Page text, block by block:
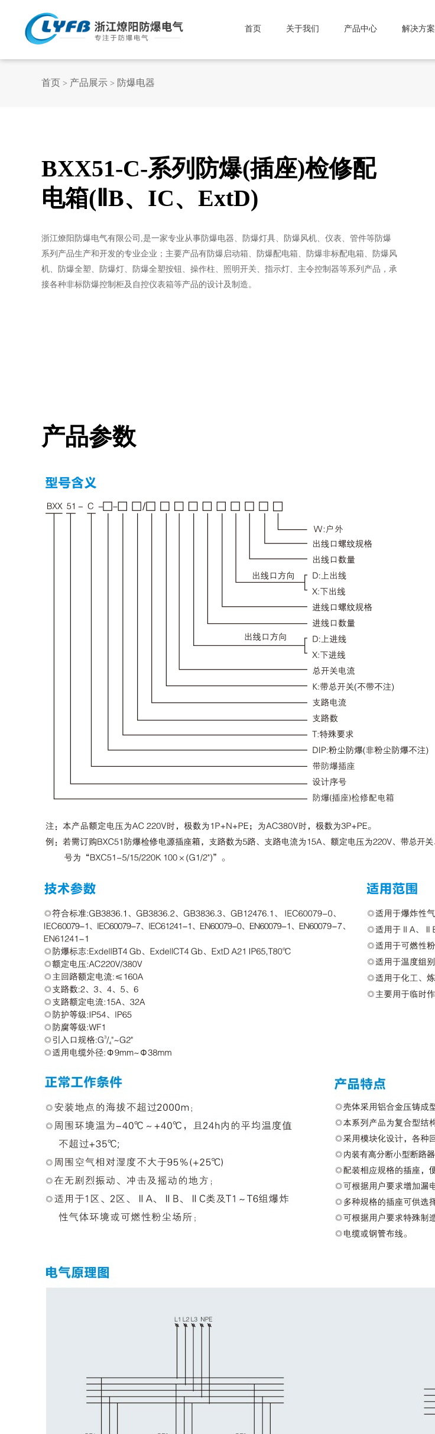
首页 关于我们 产品中心 解决方案
首页 > 产品展示 > 防爆电器
BXX51-C-系列防爆(插座)检修配
电箱(ⅡB、IC、ExtD)
浙江燎阳防爆电气有限公司,是一家专业从事防爆电器、防爆灯具、防爆风机、仪表、管件等防爆
系列产品生产和开发的专业企业；主要产品有防爆启动箱、防爆配电箱、防爆非标配电箱、防爆风
机、防爆全塑、防爆灯、防爆全塑按钮、操作柱、照明开关、指示灯、主令控制器等系列产品，承
接各种非标防爆控制柜及自控仪表箱等产品的设计及制造。
产品参数